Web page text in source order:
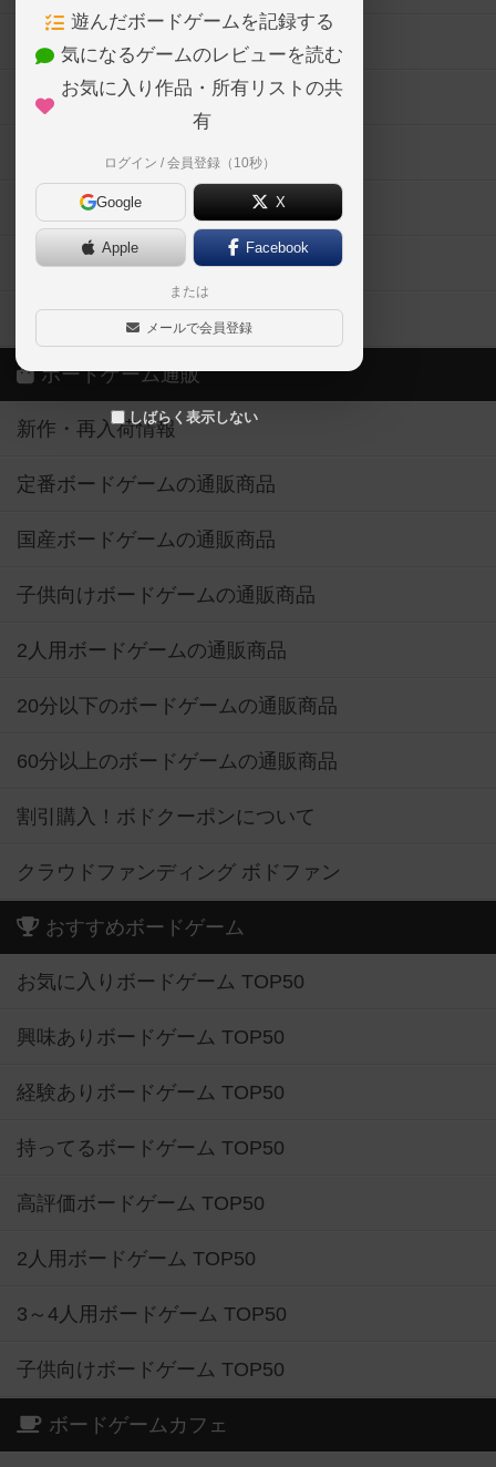
遊んだボードゲームを記録する
気になるゲームのレビューを読む
お気に入り作品・所有リストの共
有
ログイン / 会員登録（10秒）
Google X
Apple Facebook
または
メールで会員登録
しばらく表示しない
ボードゲーム会情報
メカニクス特集
掲示板・トピックス
ボドとも・会員一覧
ボードゲーム業界コラム
ボドゲーマご利用案内
ボードゲーム通販
新作・再入荷情報
定番ボードゲームの通販商品
国産ボードゲームの通販商品
子供向けボードゲームの通販商品
2人用ボードゲームの通販商品
20分以下のボードゲームの通販商品
60分以上のボードゲームの通販商品
割引購入！ボドクーポンについて
クラウドファンディング ボドファン
おすすめボードゲーム
お気に入りボードゲーム TOP50
興味ありボードゲーム TOP50
経験ありボードゲーム TOP50
持ってるボードゲーム TOP50
高評価ボードゲーム TOP50
2人用ボードゲーム TOP50
3～4人用ボードゲーム TOP50
子供向けボードゲーム TOP50
ボードゲームカフェ